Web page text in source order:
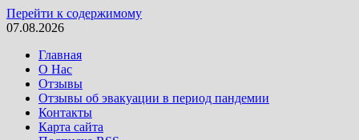
Перейти к содержимому
07.08.2026
Главная
О Нас
Отзывы
Отзывы об эвакуации в период пандемии
Контакты
Карта сайта